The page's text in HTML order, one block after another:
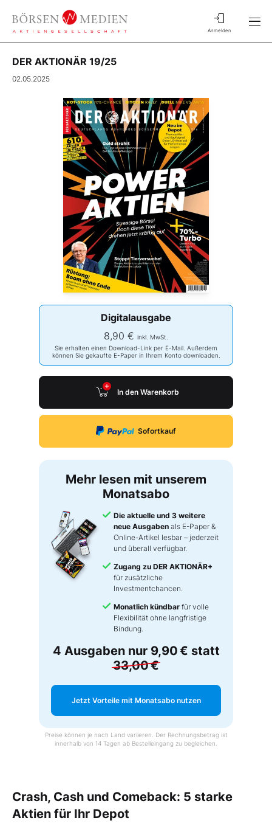
Anmelden
DER AKTIONÄR 19/25
02.05.2025
Digitalausgabe
8,90 € inkl. MwSt.
Sie erhalten einen Download-Link per E-Mail. Außerdem
können Sie gekaufte E-Paper in Ihrem Konto downloaden.
In den Warenkorb
Sofortkauf
Mehr lesen mit unserem
Monatsabo
Die aktuelle und 3 weitere
neue Ausgaben als E-Paper &
Online-Artikel lesbar – jederzeit
und überall verfügbar.
Zugang zu DER AKTIONÄR+
für zusätzliche
Investmentchancen.
Monatlich kündbar für volle
Flexibilität ohne langfristige
Bindung.
4 Ausgaben nur 9,90 € statt
33,00 €
Jetzt Vorteile mit Monatsabo nutzen
Preise können je nach Land variieren. Der Rechnungsbetrag ist
innerhalb von 14 Tagen ab Bestelleingang zu begleichen.
Crash, Cash und Comeback: 5 starke
Aktien für Ihr Depot